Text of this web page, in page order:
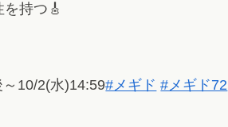
持つ🎸
10/2(水)14:59#メギド #メギド72